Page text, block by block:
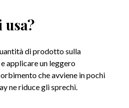
usa?
di prodotto sulla
applicare un leggero
che avviene in pochi
ne riduce gli sprechi.